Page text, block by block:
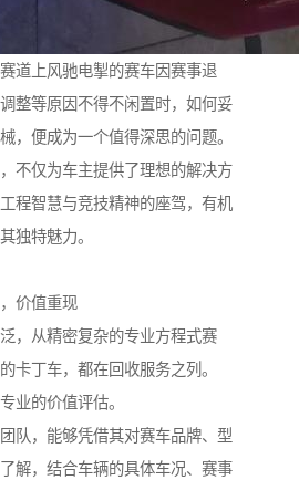
道上风驰电掣的赛车因赛事退
整等原因不得不闲置时，如何妥
，便成为一个值得深思的问题。
不仅为车主提供了理想的解决方
程智慧与竞技精神的座驾，有机
独特魅力。
价值重现
，从精密复杂的专业方程式赛
卡丁车，都在回收服务之列。
业的价值评估。
队，能够凭借其对赛车品牌、型
解，结合车辆的具体车况、赛事